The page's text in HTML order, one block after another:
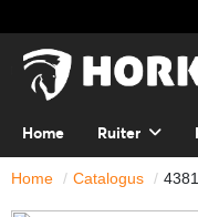
Home Ruiter
Home Catalogus